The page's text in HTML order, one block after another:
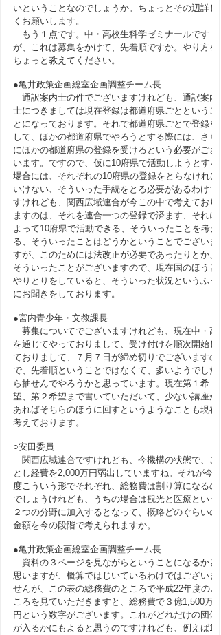
いということなのでしょうか。ちょっとその辺詳し
くお願いします。
もう１点です。中・高校生科学ゼミナールです
が、これは募集をかけて、先着順ですか。やり方を
ちょっと教えてください。
●亀井政策企画総室企画調整チーム長
通訳案内士の件でございますけれども、通訳案内
士につきましては現在登録は都道府県ごとというこ
とになっております。それで都道府県ごとで登録を
して、ほかの都道府県でやろうとする際には、さら
にほかの都道府県の登録を受けるという必要がござ
います。ですので、仮に10府県で活動しようとする
場合には、それぞれの10府県の登録をとらなければ
いけない、そういった手続をとる必要があるわけで
すけれども、関西広域連合が今この中で考えており
ますのは、それを連合一つの登録で済ます、それに
よって10府県で活動できる、そういったことを考え
る、そういったことはどうかということでございま
すが、このためには法改正が必要であったりとか、
そういったことがございますので、現在国のほうと
やりとりをしていると、そういった状況というふう
にお聞きをしております。
●宮内青少年・文教課長
募集についてでございますけれども、現在中・高
を通じてやっておりまして、受け付けを順次開始し
ておりまして、７月７日が締め切りでございますの
で、先着順ということではなくて、多いようでした
ら抽せんでやろうかと思っています。現在第１希
望、第２希望まで書いていただいて、少ない講座が
あればそちらのほうに回すというようなことも現在
考えております。
○安田委員
関西広域連合ですけれども、今機構の状態で、こ
とし経費を2,000万円弱出していますね。それが今
度こういう形でそれぞれ、総務費は割り算になるの
でしょうけれども、うちの場合は観光と医療という
２つの分野に加入するとなって、概略どのぐらいの
金額を今の段階で考えられますか。
●亀井政策企画総室企画調整チーム長
資料の３ページを見ながらということになるかと
思いますが、概算ではじいているわけではございま
せんが、この表の総務費のところで平成22年度のと
ころを見ていただきますと、総務費で３億1,500万
円という数字がございます。これがどれだけの団体
が入るかにもよると思うのですけれども、例えば10